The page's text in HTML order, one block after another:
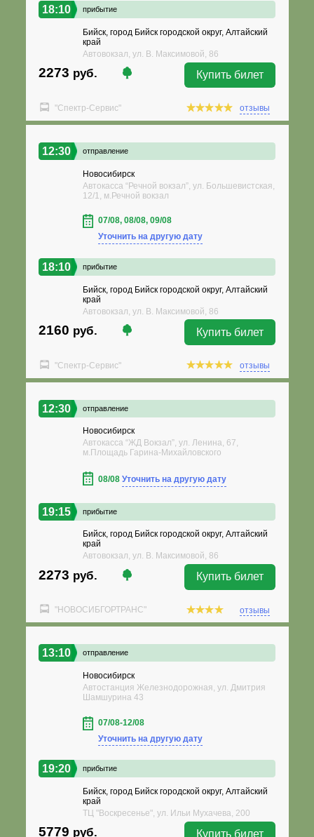
18:10 прибытие
Бийск, город Бийск городской округ, Алтайский
край
Автовокзал, ул. В. Максимовой, 86
2273 руб. Купить билет
"Спектр-Сервис" отзывы
12:30 отправление
Новосибирск
Автокасса “Речной вокзал”, ул. Большевистская,
12/1, м.Речной вокзал
07/08, 08/08, 09/08
Уточнить на другую дату
18:10 прибытие
Бийск, город Бийск городской округ, Алтайский
край
Автовокзал, ул. В. Максимовой, 86
2160 руб. Купить билет
"Спектр-Сервис" отзывы
12:30 отправление
Новосибирск
Автокасса “ЖД Вокзал”, ул. Ленина, 67,
м.Площадь Гарина-Михайловского
08/08 Уточнить на другую дату
19:15 прибытие
Бийск, город Бийск городской округ, Алтайский
край
Автовокзал, ул. В. Максимовой, 86
2273 руб. Купить билет
"НОВОСИБГОРТРАНС" отзывы
13:10 отправление
Новосибирск
Автостанция Железнодорожная, ул. Дмитрия
Шамшурина 43
07/08-12/08
Уточнить на другую дату
19:20 прибытие
Бийск, город Бийск городской округ, Алтайский
край
ТЦ "Воскресенье", ул. Ильи Мухачева, 200
5779 руб. Купить билет